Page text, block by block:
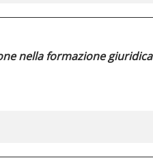
nella formazione giuridica